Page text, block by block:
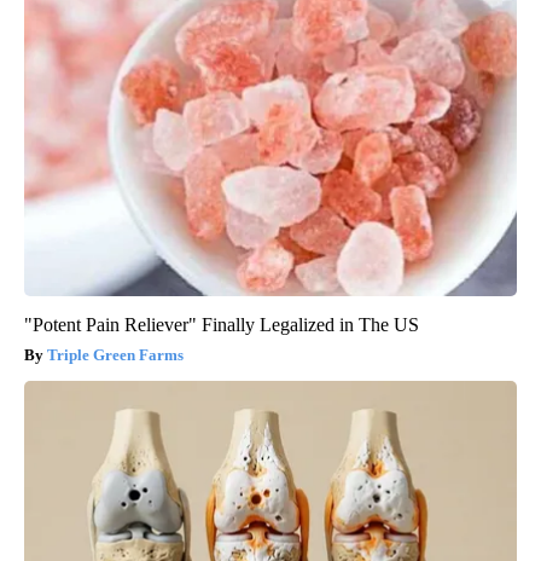
"Potent Pain Reliever" Finally Legalized in The US
Triple Green Farms